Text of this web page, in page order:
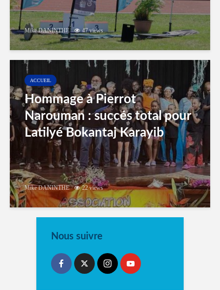
Mike DANINTHE 47 views
ACCUEIL
Hommage à Pierrot
Narouman : succés total pour
Latilyé Bokantaj Karayib
Mike DANINTHE 22 views
Nous suivre